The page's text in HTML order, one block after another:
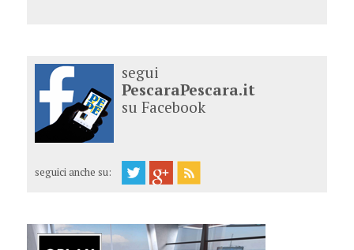
segui
PescaraPescara.it
su Facebook
seguici anche su: